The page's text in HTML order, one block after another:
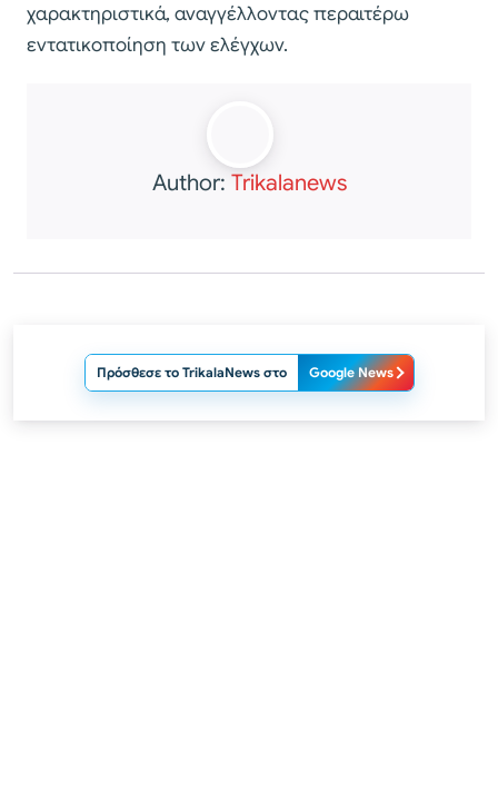
χαρακτηριστικά, αναγγέλλοντας περαιτέρω
εντατικοποίηση των ελέγχων.
Author: Trikalanews
Πρόσθεσε το TrikalaNews στο Google News